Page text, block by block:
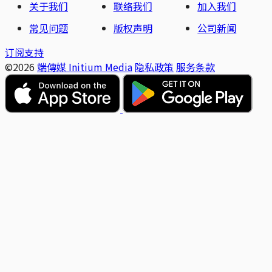
关于我们 联络我们
加入我们
常见问题
版权声明
公司新闻
订阅支持
©2026 端傳媒 Initium Media 隐私政策 服务条款